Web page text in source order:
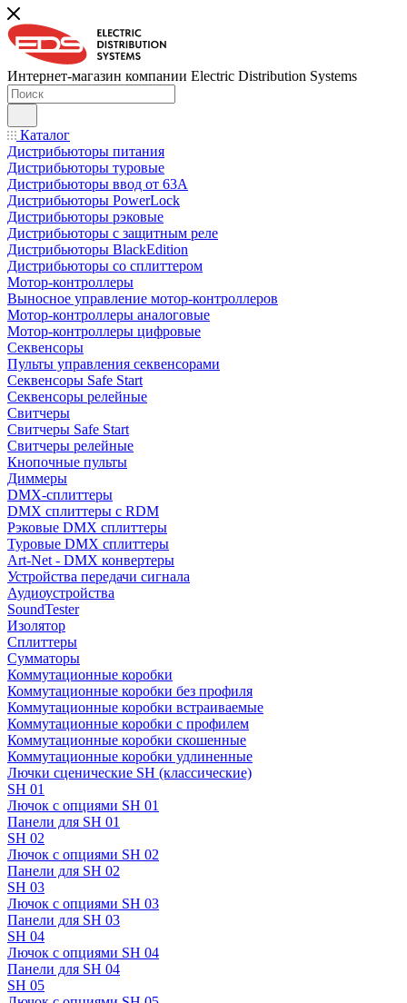
Интернет-магазин компании Electric Distribution Systems
Каталог
Дистрибьюторы питания
Дистрибьюторы туровые
Дистрибьюторы ввод от 63A
Дистрибьюторы PowerLock
Дистрибьюторы рэковые
Дистрибьюторы с защитным реле
Дистрибьюторы BlackEdition
Дистрибьюторы со сплиттером
Мотор-контроллеры
Выносное управление мотор-контроллеров
Мотор-контроллеры аналоговые
Мотор-контроллеры цифровые
Секвенсоры
Пульты управления секвенсорами
Секвенсоры Safe Start
Секвенсоры релейные
Свитчеры
Свитчеры Safe Start
Свитчеры релейные
Кнопочные пульты
Диммеры
DMX-сплиттеры
DMX сплиттеры с RDM
Рэковые DMX сплиттеры
Туровые DMX сплиттеры
Art-Net - DMX конвертеры
Устройства передачи сигнала
Аудиоустройства
SoundTester
Изолятор
Сплиттеры
Сумматоры
Коммутационные коробки
Коммутационные коробки без профиля
Коммутационные коробки встраиваемые
Коммутационные коробки с профилем
Коммутационные коробки скошенные
Коммутационные коробки удлиненные
Лючки сценические SH (классические)
SH 01
Лючок с опциями SH 01
Панели для SH 01
SH 02
Лючок с опциями SH 02
Панели для SH 02
SH 03
Лючок с опциями SH 03
Панели для SH 03
SH 04
Лючок с опциями SH 04
Панели для SH 04
SH 05